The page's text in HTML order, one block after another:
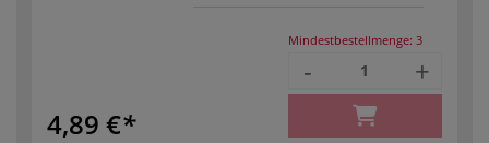
4,89 €
Mindestbestellmenge: 3
- +